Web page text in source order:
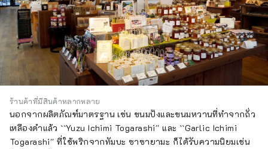
ร้านค้าที่มีสินค้าหลากหลาย
นอกจากผลิตภัณฑ์มาตรฐาน เช่น ขนมปังและขนมหวานที่ทำจากถั่ว
เหลืองดำแล้ว ``Yuzu Ichimi Togarashi'' และ ``Garlic Ichimi
Togarashi'' ที่ใช้พริกจากทัมบะ ซาซายามะ ก็ได้รับความนิยมเช่น